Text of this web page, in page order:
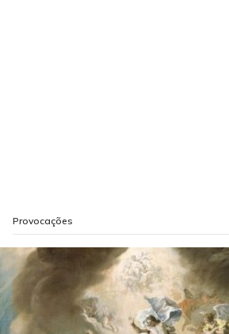
Provocações